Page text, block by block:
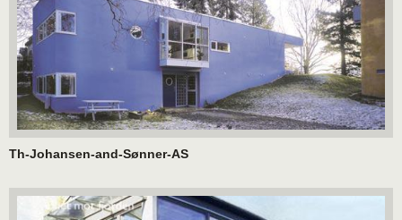
Th-Johansen-and-Sønner-AS